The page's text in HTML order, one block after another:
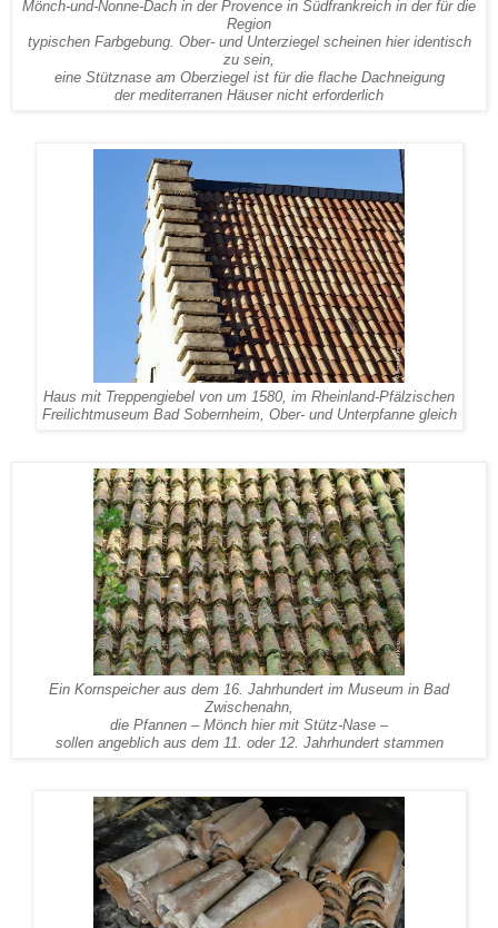
Mönch-und-Nonne-Dach in der Provence in Südfrankreich in der für die
Region
typischen Farbgebung. Ober- und Unterziegel scheinen hier identisch
zu sein,
eine Stütznase am Oberziegel ist für die flache Dachneigung
der mediterranen Häuser nicht erforderlich
Haus mit Treppengiebel von um 1580, im Rheinland-Pfälzischen
Freilichtmuseum Bad Sobernheim, Ober- und Unterpfanne gleich
Ein Kornspeicher aus dem 16. Jahrhundert im Museum in Bad
Zwischenahn,
die Pfannen – Mönch hier mit Stütz-Nase –
sollen angeblich aus dem 11. oder 12. Jahrhundert stammen